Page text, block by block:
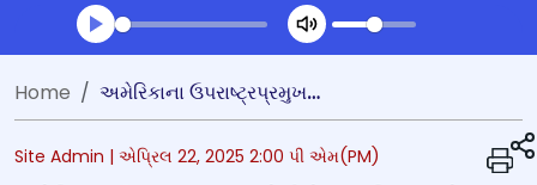
Transcript summary
પ્લે ઓડિયો
Home અમેરિકાના ઉપરાષ્ટ્રપ્રમુખ જે ડી વેન્સ પરિવાર સાથે જયપુર પહોંચ્યા
Site Admin | એપ્રિલ 22, 2025 2:00 પી એમ(PM)